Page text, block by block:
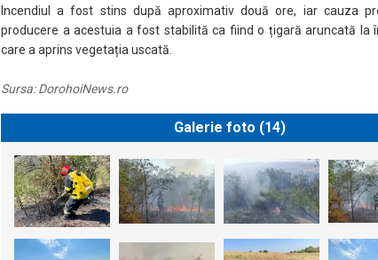
Incendiul a fost stins după aproximativ două ore, iar cauza
producere a acestuia a fost stabilită ca fiind o țigară aruncată la
care a aprins vegetația uscată.
Sursa:DorohoiNews.ro
Galerie foto (14)